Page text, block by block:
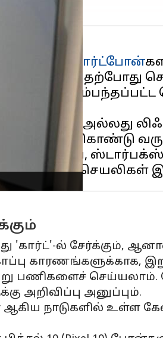
சீரிஸ் ஸ்மார்ட்போன்
வசதி தற்போது
சம்பந்தப்பட்ட
அது உபெர் அல்லது
நிலைக்குக் கொண்டு
கிரப்ஹப்,
'கார்ட்'-ல் சேர்க்கும்,
காரணங்களுக்காக,
செய்யலாம்.
அறிவிப்பு அனுப்பும்.
நாடுகளில் உள்ள